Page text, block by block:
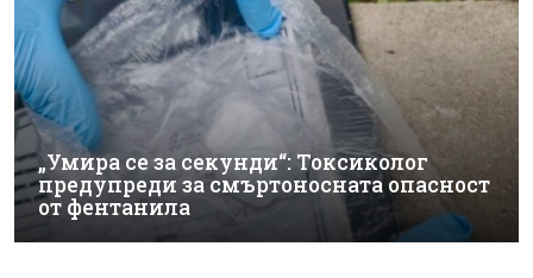
„Умира се за секунди“: Токсиколог
предупреди за смъртоносната опасност
от фентанила